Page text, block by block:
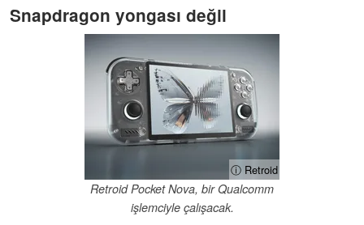
Snapdragon yongası değil
ⓘ Retroid
Retroid Pocket Nova, bir Qualcomm
işlemciyle çalışacak.